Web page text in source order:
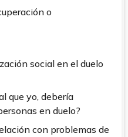
o
social en el duelo
que yo, debería
en duelo?
con problemas de